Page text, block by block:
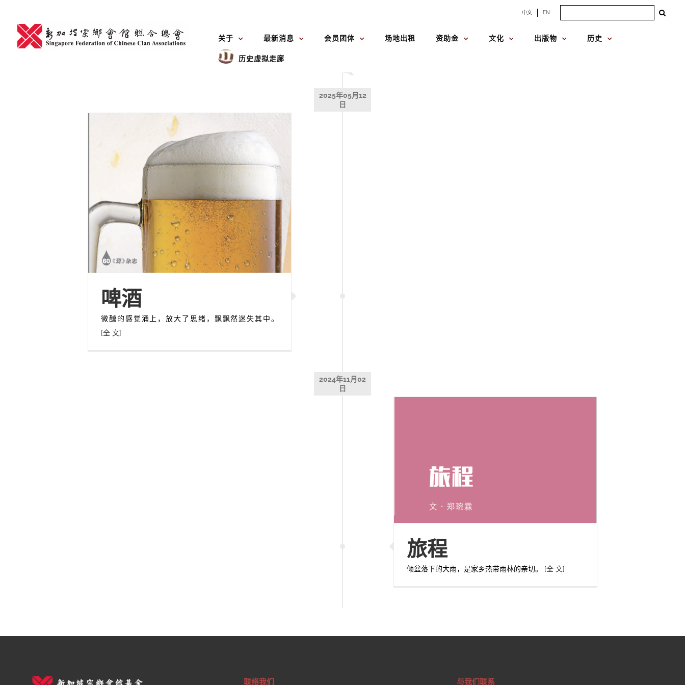
content
中文 EN
关于
最新消息 会员团体 场地出租 资助金 文化 出版物 历史
历史虚拟走廊
2025年05月12
日
啤酒
微醺的感觉涌上，放大了思绪，飘飘然迷失其中。
[全 文]
2024年11月02
日
旅程
倾盆落下的大雨，是家乡热带雨林的亲切。 [全 文]
联络我们 与我们联系